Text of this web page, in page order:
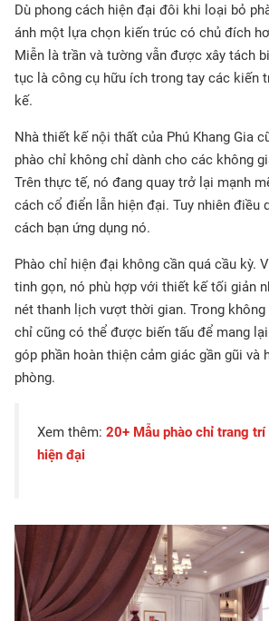
Dù phong cách hiện đại đôi khi loại bỏ
ánh một lựa chọn kiến trúc có chủ đích
Miễn là trần và tường vẫn được xây tách
tục là công cụ hữu ích trong tay các kiến
kế.
Nhà thiết kế nội thất của Phú Khang Gia
phào chỉ không chỉ dành cho các không
Trên thực tế, nó đang quay trở lại mạnh
cách cổ điển lẫn hiện đại. Tuy nhiên điều
cách bạn ứng dụng nó.
Phào chỉ hiện đại không cần quá cầu kỳ.
tinh gọn, nó phù hợp với thiết kế tối giản
nét thanh lịch vượt thời gian. Trong
chỉ cũng có thể được biến tấu để mang
góp phần hoàn thiện cảm giác gần gũi và
phòng.
Xem thêm: 20+ Mẫu phào chỉ trang
hiện đại